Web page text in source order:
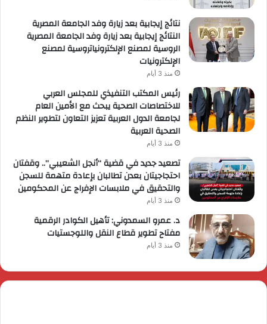
نتائج إيجابية بعد زيارة وفد الجامعة المصرية
النتائج إيجابية بعد زيارة وفد الجامعة المصرية
الروسية لمصنع الإلكترونياتروسية لمصنع
الإلكترونيات
منذ 3 أيام
رئيس المكتب التنفيذي للمجلس العربي
للاختصاصات الصحية يبحث مع الأمين العام
لجامعة الدول العربية تعزيز التعاون لتطوير النظم
الصحية العربية
منذ 3 أيام
تصعيد جديد في قضية “أنجل الشعيبي”.. وقفتان
احتجاجيتان بعدن تطالبان بإعادة متهمة للسجن
والتحقيق في ملابسات الإفراج عن المحكومين
منذ 3 أيام
د. عمرو السمدوني: تأهيل الكوادر الرقمية
مفتاح تطوير قطاع النقل واللوجستيات
منذ 3 أيام